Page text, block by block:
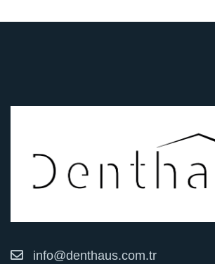
info@denthaus.com.tr